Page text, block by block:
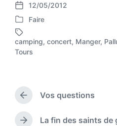
P
o
s
t
d
12/05/2012
P
o
s
t
n
Faire
T
a
e
d
i
camping, concert, Manger,
Tours
P
r
e
Vos questions
La fin des saints de